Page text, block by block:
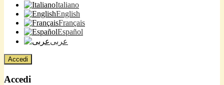
Italiano
English
Français
Español
عربى
Accedi
Accedi